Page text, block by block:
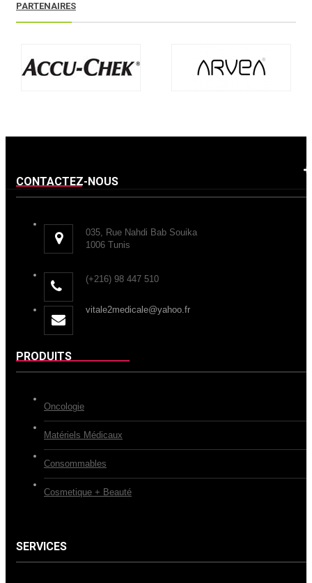
PARTENAIRES
CONTACTEZ-NOUS
035, Rue Nahdi Bab Souika
1006 Tunis
(+216) 98 447 510
vitale2medicale@yahoo.fr
PRODUITS
Oncologie
Matériels Médicaux
Consommables
Cosmetique + Beauté
SERVICES